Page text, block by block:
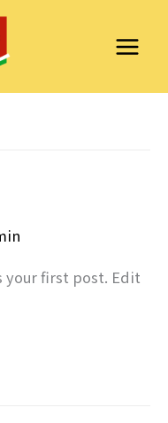
your first post. Edit